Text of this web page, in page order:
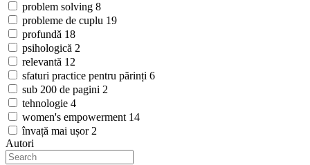
problem solving 8
probleme de cuplu 19
profundă 18
psihologică 2
relevantă 12
sfaturi practice pentru părinți 6
sub 200 de pagini 2
tehnologie 4
women's empowerment 14
învață mai ușor 2
Autori